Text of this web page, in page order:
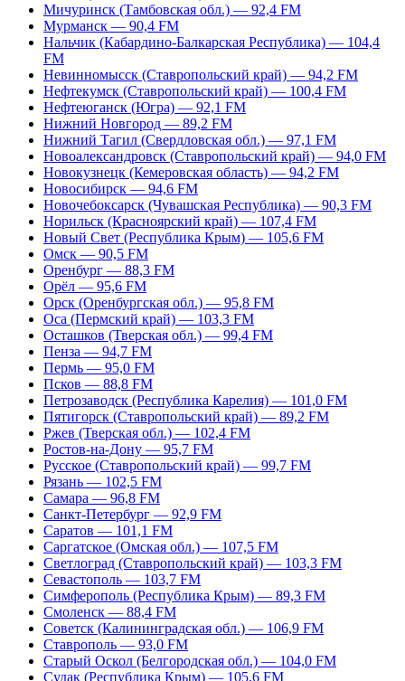
Мичуринск (Тамбовская обл.) — 92,4 FM
Мурманск — 90,4 FM
Нальчик (Кабардино-Балкарская Республика) — 104,4
FM
Невинномысск (Ставропольский край) — 94,2 FM
Нефтекумск (Ставропольский край) — 100,4 FM
Нефтеюганск (Югра) — 92,1 FM
Нижний Новгород — 89,2 FM
Нижний Тагил (Свердловская обл.) — 97,1 FM
Новоалександровск (Ставропольский край) — 94,0 FM
Новокузнецк (Кемеровская область) — 94,2 FM
Новосибирск — 94,6 FM
Новочебоксарск (Чувашская Республика) — 90,3 FM
Норильск (Красноярский край) — 107,4 FM
Новый Свет (Республика Крым) — 105,6 FM
Омск — 90,5 FM
Оренбург — 88,3 FM
Орёл — 95,6 FM
Орск (Оренбургская обл.) — 95,8 FM
Оса (Пермский край) — 103,3 FM
Осташков (Тверская обл.) — 99,4 FM
Пенза — 94,7 FM
Пермь — 95,0 FM
Псков — 88,8 FM
Петрозаводск (Республика Карелия) — 101,0 FM
Пятигорск (Ставропольский край) — 89,2 FM
Ржев (Тверская обл.) — 102,4 FM
Ростов-на-Дону — 95,7 FM
Русское (Ставропольский край) — 99,7 FM
Рязань — 102,5 FM
Самара — 96,8 FM
Санкт-Петербург — 92,9 FM
Саратов — 101,1 FM
Саргатское (Омская обл.) — 107,5 FM
Светлоград (Ставропольский край) — 103,3 FM
Севастополь — 103,7 FM
Симферополь (Республика Крым) — 89,3 FM
Смоленск — 88,4 FM
Советск (Калининградская обл.) — 106,9 FM
Ставрополь — 93,0 FM
Старый Оскол (Белгородская обл.) — 104,0 FM
Судак (Республика Крым) — 105,6 FM